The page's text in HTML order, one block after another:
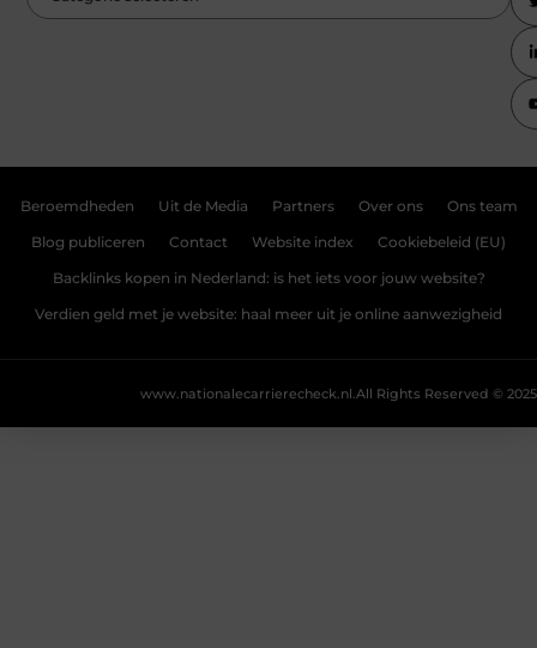
Beroemdheden Uit de Media Partners Over ons Ons team
Blog publiceren Contact Website index Cookiebeleid (EU)
Backlinks kopen in Nederland: is het iets voor jouw website?
Verdien geld met je website: haal meer uit je online aanwezigheid
All Rights Reserved © 2025
www.nationalecarrierecheck.nl.